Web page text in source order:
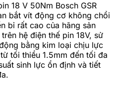
18 V 50Nm Bosch GSR
bắt vít động cơ không chổi
bỉ rất cao của hãng sản
hệ điện thế pin 18V, sử
bằng kim loại chịu lực
tối thiểu 1.5mm đến tối đa
sinh lực ổn định và tiết